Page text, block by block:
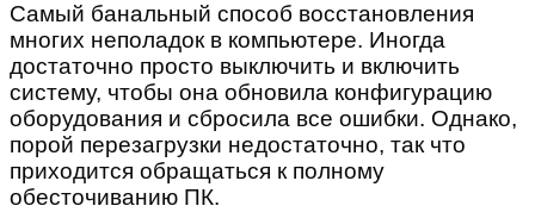
Самый банальный способ восстановления
многих неполадок в компьютере. Иногда
достаточно просто выключить и включить
систему, чтобы она обновила конфигурацию
оборудования и сбросила все ошибки. Однако,
порой перезагрузки недостаточно, так что
приходится обращаться к полному
обесточиванию ПК.